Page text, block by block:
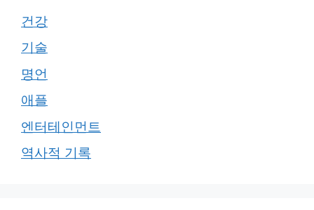
건강
기술
명언
애플
엔터테인먼트
역사적 기록